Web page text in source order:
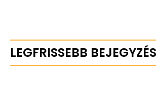
LEGFRISSEBB